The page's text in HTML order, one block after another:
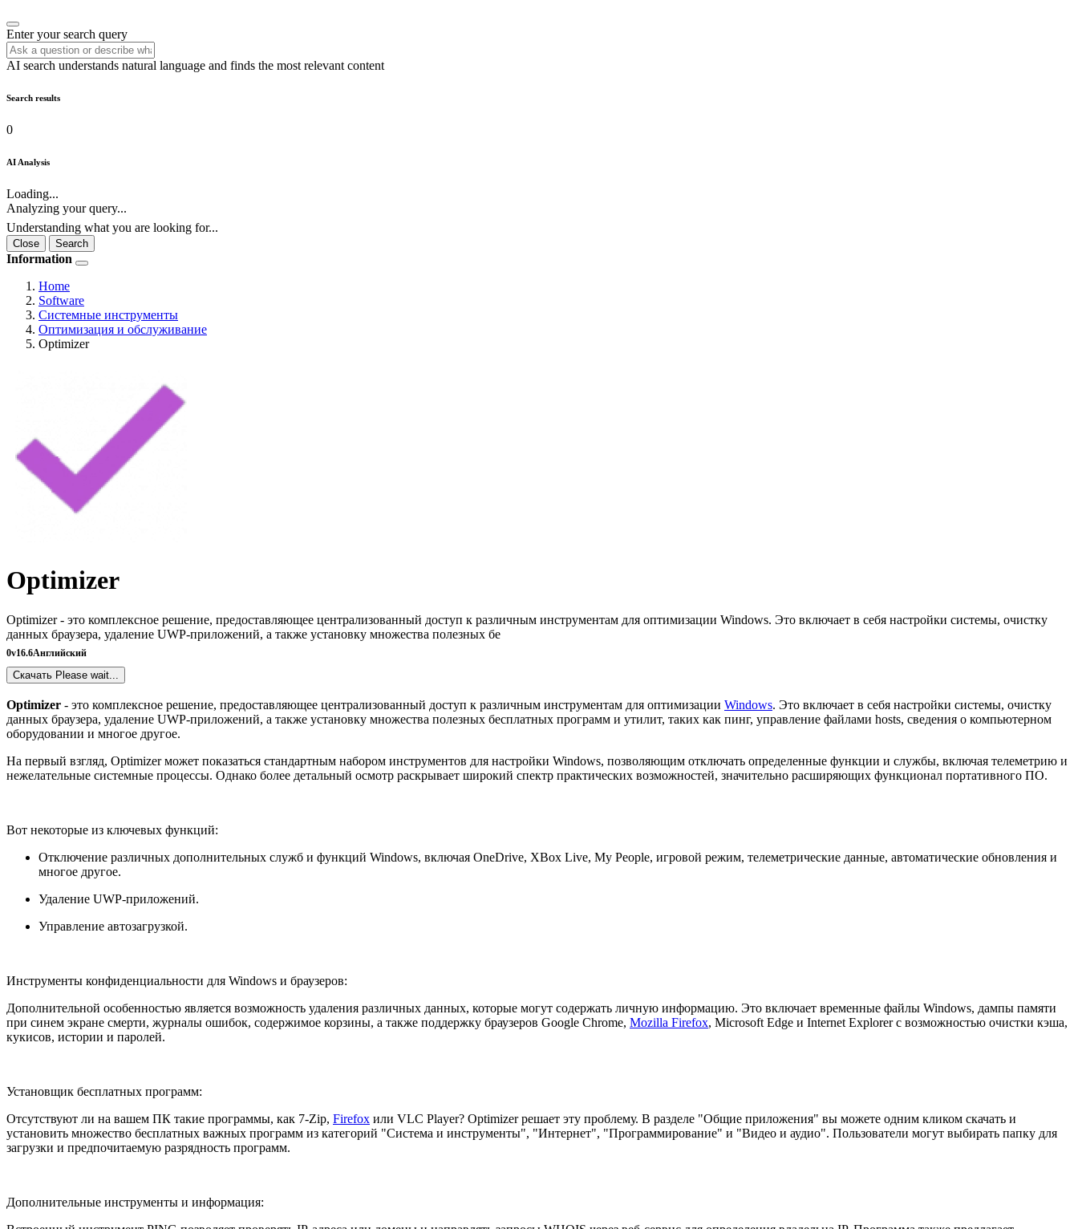
Enter your search query
AI search understands natural language and finds the most relevant content
Search results
0
AI Analysis
Loading...
Analyzing your query...
Understanding what you are looking for...
Close Search
Information
Home
Software
Системные инструменты
Оптимизация и обслуживание
Optimizer
Optimizer
Optimizer - это комплексное решение, предоставляющее централизованный доступ к различным инструментам для оптимизации Windows. Это включает в себя настройки системы, очистку
данных браузера, удаление UWP-приложений, а также установку множества полезных бе
0v16.6Английский
Скачать Please wait...
Optimizer - это комплексное решение, предоставляющее централизованный доступ к различным инструментам для оптимизации Windows. Это включает в себя настройки системы, очистку
данных браузера, удаление UWP-приложений, а также установку множества полезных бесплатных программ и утилит, таких как пинг, управление файлами hosts, сведения о компьютерном
оборудовании и многое другое.
На первый взгляд, Optimizer может показаться стандартным набором инструментов для настройки Windows, позволяющим отключать определенные функции и службы, включая телеметрию и
нежелательные системные процессы. Однако более детальный осмотр раскрывает широкий спектр практических возможностей, значительно расширяющих функционал портативного ПО.
Вот некоторые из ключевых функций:
Отключение различных дополнительных служб и функций Windows, включая OneDrive, XBox Live, My People, игровой режим, телеметрические данные, автоматические обновления и
многое другое.
Удаление UWP-приложений.
Управление автозагрузкой.
Инструменты конфиденциальности для Windows и браузеров:
Дополнительной особенностью является возможность удаления различных данных, которые могут содержать личную информацию. Это включает временные файлы Windows, дампы памяти
при синем экране смерти, журналы ошибок, содержимое корзины, а также поддержку браузеров Google Chrome, Mozilla Firefox, Microsoft Edge и Internet Explorer с возможностью очистки кэша,
кукисов, истории и паролей.
Установщик бесплатных программ:
Отсутствуют ли на вашем ПК такие программы, как 7-Zip, Firefox или VLC Player? Optimizer решает эту проблему. В разделе "Общие приложения" вы можете одним кликом скачать и
установить множество бесплатных важных программ из категорий "Система и инструменты", "Интернет", "Программирование" и "Видео и аудио". Пользователи могут выбирать папку для
загрузки и предпочитаемую разрядность программ.
Дополнительные инструменты и информация: